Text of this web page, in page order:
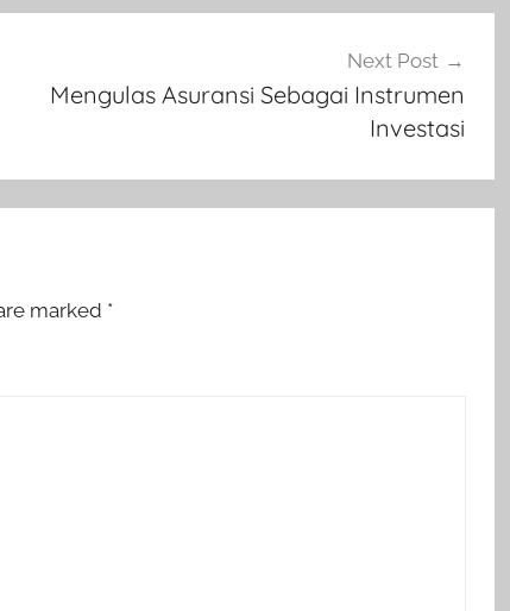
Next Post
Mengulas Asuransi Sebagai Instrumen
Investasi
marked *